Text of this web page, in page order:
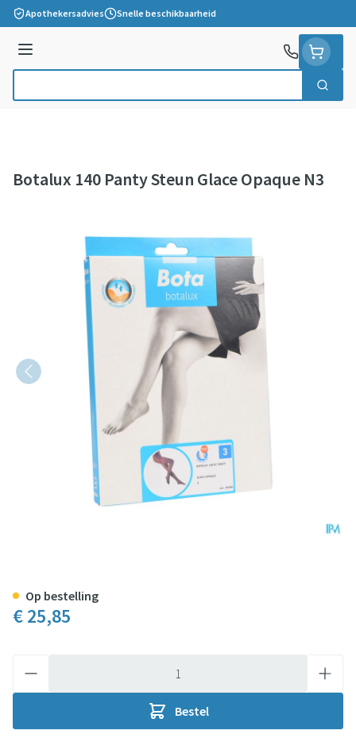
Ga naar de inhoud
Apothekersadvies Snelle beschikbaarheid
Menu
Zoek
Botalux 140 Panty Steun Glace Opaque N3
€ 25,85
Bestel
Op bestelling